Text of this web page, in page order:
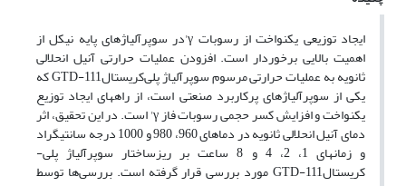
ایجاد توزیعی یکنواخت از رسوبات γ'در سوپرآلیاژهای پایه نیکل از
اهمیت بالایی برخوردار است. افزودن عملیات حرارتی آنیل انحلالی
ثانویه به عملیات حرارتی مرسوم سوپرآلیاژ پلی‌کریستالGTD-111 که
یکی از سوپرآلیاژهای پرکاربرد صنعتی است، از راههای ایجاد توزیع
یکنواخت و افزایش کسر حجمی رسوبات فاز γ' است. در این تحقیق، اثر
دمای آنیل انحلالی ثانویه در دماهای 960، 980 و 1000 درجه سانتیگراد
و زمانهای 1، 2، 4 و 8 ساعت بر ریزساختار سوپرآلیاژ پلی-
کریستالGTD-111 مورد بررسی قرار گرفته است. بررسی‌ها توسط